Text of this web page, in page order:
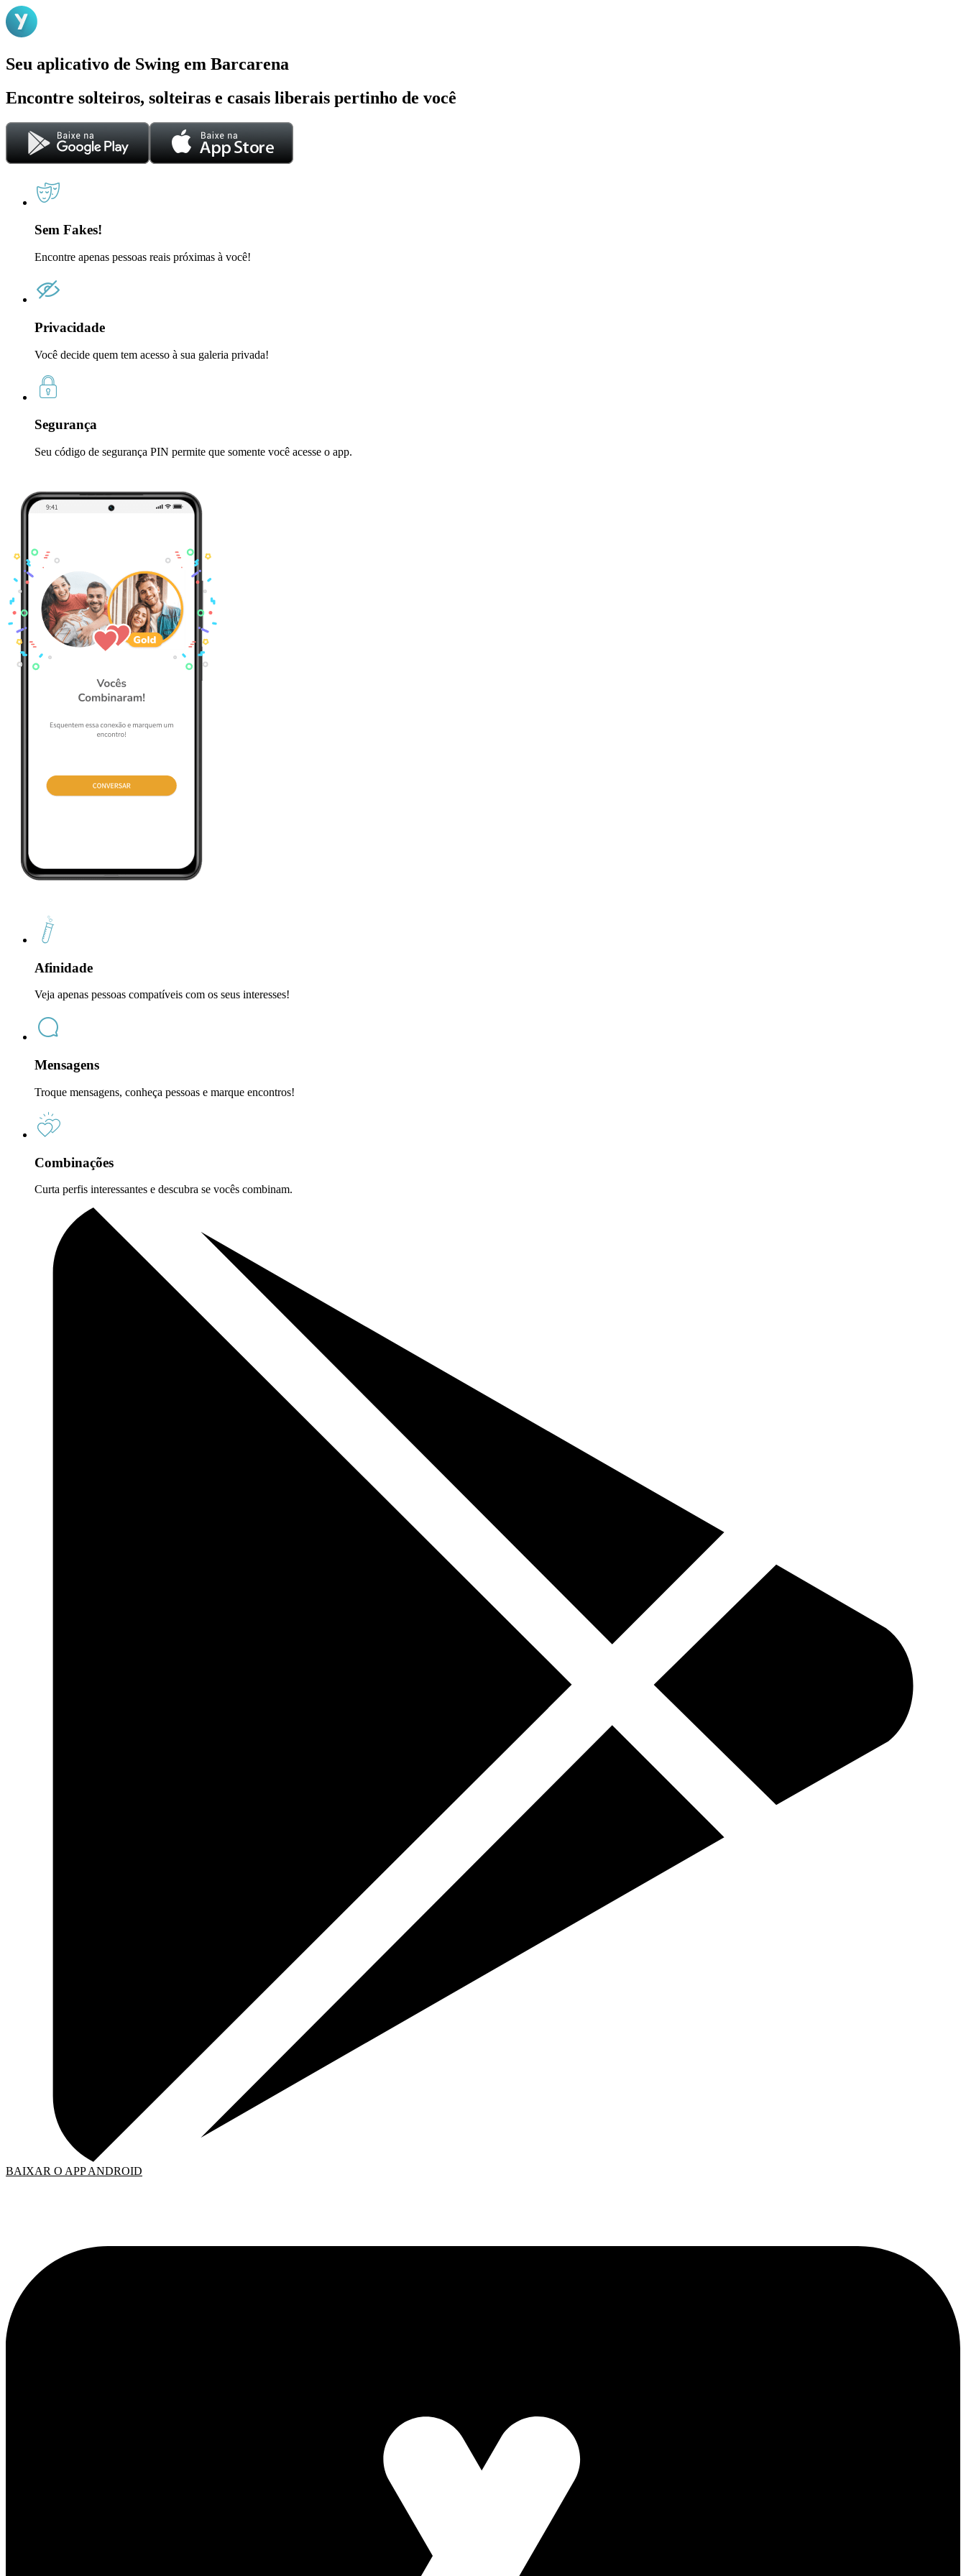
Seu aplicativo de Swing em Barcarena
Encontre solteiros, solteiras e casais liberais pertinho de você
Sem Fakes!
Encontre apenas pessoas reais próximas à você!
Privacidade
Você decide quem tem acesso à sua galeria privada!
Segurança
Seu código de segurança PIN permite que somente você acesse o app.
Afinidade
Veja apenas pessoas compatíveis com os seus interesses!
Mensagens
Troque mensagens, conheça pessoas e marque encontros!
Combinações
Curta perfis interessantes e descubra se vocês combinam.
BAIXAR O APP ANDROID